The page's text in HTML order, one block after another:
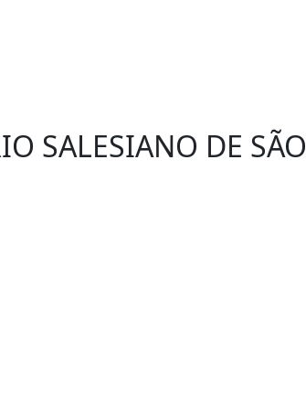
SALESIANO DE SÃO